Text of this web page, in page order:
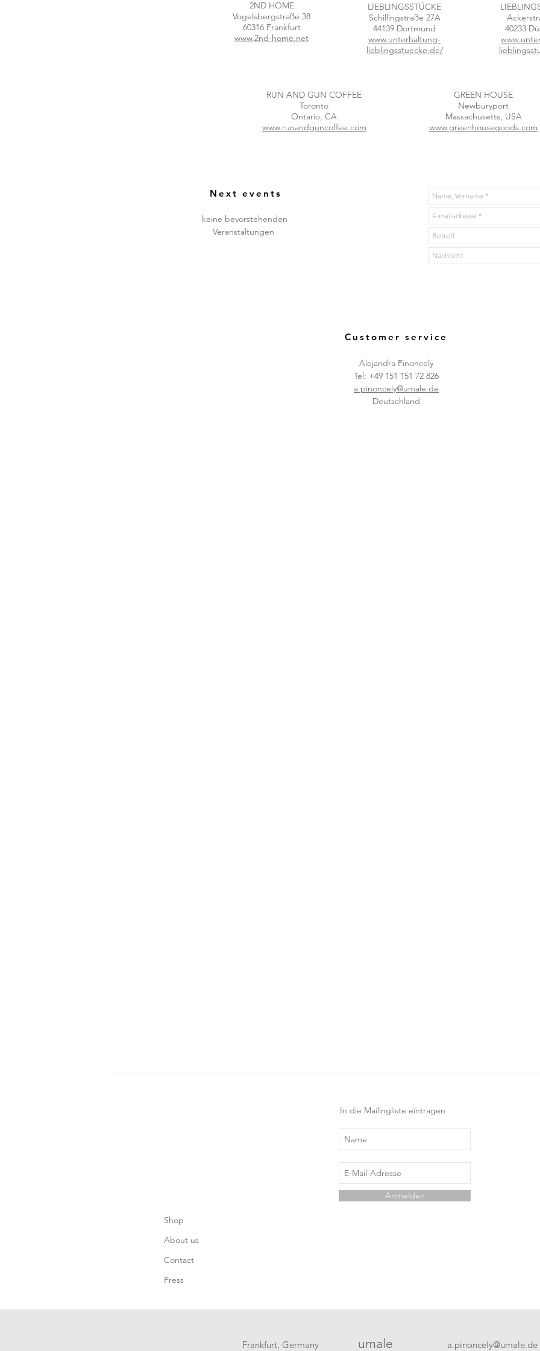
2ND HOME
Vogelsbergstraße 38
60316 Frankfurt
www.2nd-home.net
LIEBLINGSSTÜCKE
Schillingstraße 27A
44139 Dortmund
www.unterhaltung-
lieblingsstuecke.de/
40233
RUN AND GUN COFFEE
Toronto
Ontario, CA
www.runandguncoffee.com
GREEN HOUSE
Newburyport
Massachusetts, USA
www.greenhousegoods.com
Next events
keine bevorstehenden
Veranstaltungen
Customer service
Alejandra Pinoncely
Tel: +49 151 151 72 826
a.pinoncely@umale.de
Deutschland
Shop
About us
Contact
Press
In die Mailingliste eintragen
Anmelden
Frankfurt, Germanyumale a.pinoncely@umale.de